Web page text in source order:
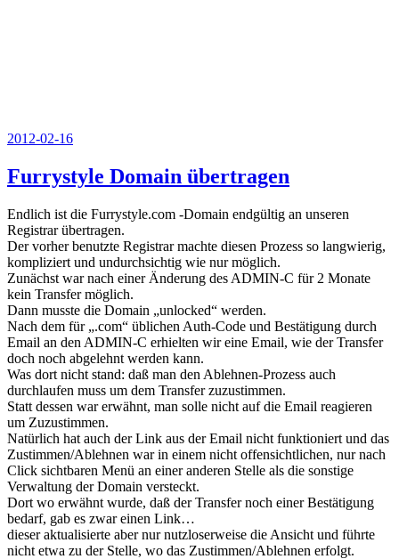
Veröffentlicht
2012-02-16
Furrystyle Domain übertragen
Endlich ist die Furrystyle.com -Domain endgültig an unseren
Registrar übertragen.
Der vorher benutzte Registrar machte diesen Prozess so langwierig,
kompliziert und undurchsichtig wie nur möglich.
Zunächst war nach einer Änderung des ADMIN-C für 2 Monate
kein Transfer möglich.
Dann musste die Domain „unlocked“ werden.
Nach dem für „.com“ üblichen Auth-Code und Bestätigung durch
Email an den ADMIN-C erhielten wir eine Email, wie der Transfer
doch noch abgelehnt werden kann.
Was dort nicht stand: daß man den Ablehnen-Prozess auch
durchlaufen muss um dem Transfer zuzustimmen.
Statt dessen war erwähnt, man solle nicht auf die Email reagieren
um Zuzustimmen.
Natürlich hat auch der Link aus der Email nicht funktioniert und das
Zustimmen/Ablehnen war in einem nicht offensichtlichen, nur nach
Click sichtbaren Menü an einer anderen Stelle als die sonstige
Verwaltung der Domain versteckt.
Dort wo erwähnt wurde, daß der Transfer noch einer Bestätigung
bedarf, gab es zwar einen Link…
dieser aktualisierte aber nur nutzloserweise die Ansicht und führte
nicht etwa zu der Stelle, wo das Zustimmen/Ablehnen erfolgt.